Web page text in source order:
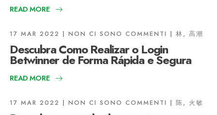
READ MORE
17 MAR 2022 NON CI SONO COMMENTI 林, 高潮
Descubra Como Realizar o Login
Betwinner de Forma Rápida e Segura
READ MORE
17 MAR 2022 NON CI SONO COMMENTI 陈, 火敏